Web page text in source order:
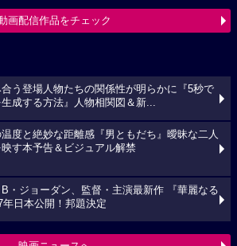
画配信作品をチェック
う登場人物たちの関係性が明らかに『5秒で
成する方法』人物相関図＆新...
度と絶妙な距離感『男ともだち』曖昧な二人
す本予告＆ビジュアル解禁
・ジョーダン、監督・主演最新作 『華麗なる
年日本公開！邦題決定